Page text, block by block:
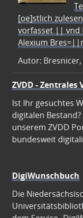
[oe]stlich
vorfasset || vnd
Alexium
Autor: Bresnicer,
ZVDD -
Ist Ihr gesuchtes
digitalen
unserem ZVDD
bundesweit
DigiWunschbuch
Die